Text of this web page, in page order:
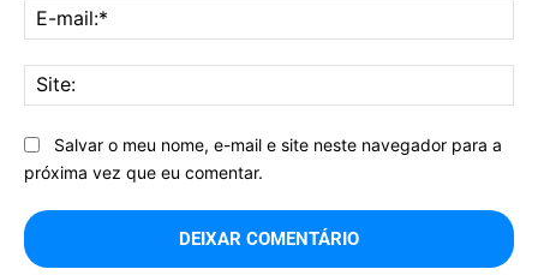
Salvar o meu nome, e-mail e site neste navegador para a
próxima vez que eu comentar.